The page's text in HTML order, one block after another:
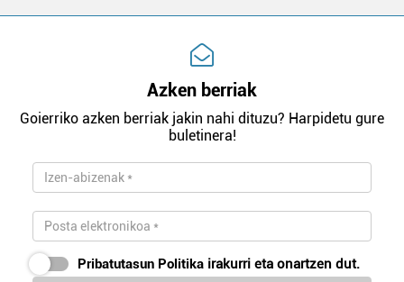
Azken berriak
Goierriko azken berriak jakin nahi dituzu? Harpidetu gure
buletinera!
Pribatutasun Politika irakurri eta onartzen dut.